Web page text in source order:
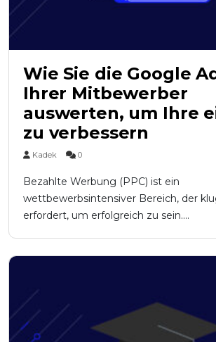
Wie Sie die Google
Ihrer Mitbewerber
auswerten, um Ihre
zu verbessern
Kadek 0
Bezahlte Werbung (PPC) ist ein
wettbewerbsintensiver Bereich, der
erfordert, um erfolgreich zu sein....